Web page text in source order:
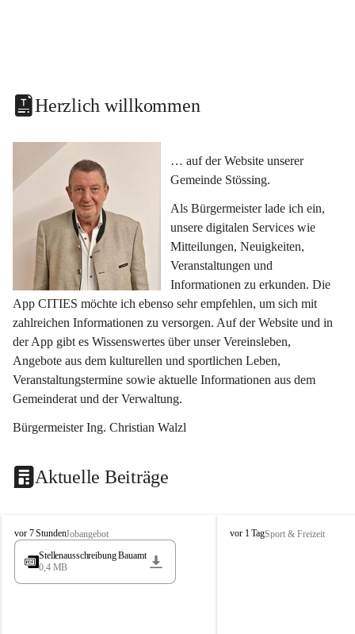
Herzlich willkommen
… auf der Website unserer
Gemeinde Stössing.
Als Bürgermeister lade ich ein,
unsere digitalen Services wie
Mitteilungen, Neuigkeiten,
Veranstaltungen und
Informationen zu erkunden. Die
App CITIES möchte ich ebenso sehr empfehlen, um sich mit
zahlreichen Informationen zu versorgen. Auf der Website und in
der App gibt es Wissenswertes über unser Vereinsleben,
Angebote aus dem kulturellen und sportlichen Leben,
Veranstaltungstermine sowie aktuelle Informationen aus dem
Gemeinderat und der Verwaltung.
Bürgermeister Ing. Christian Walzl
Aktuelle Beiträge
S
t
s
vor 7 StundenJobangebot
Stellenausschreibung Bauamt
0,4 MB
S
vor 1 TagSport & Freizeit